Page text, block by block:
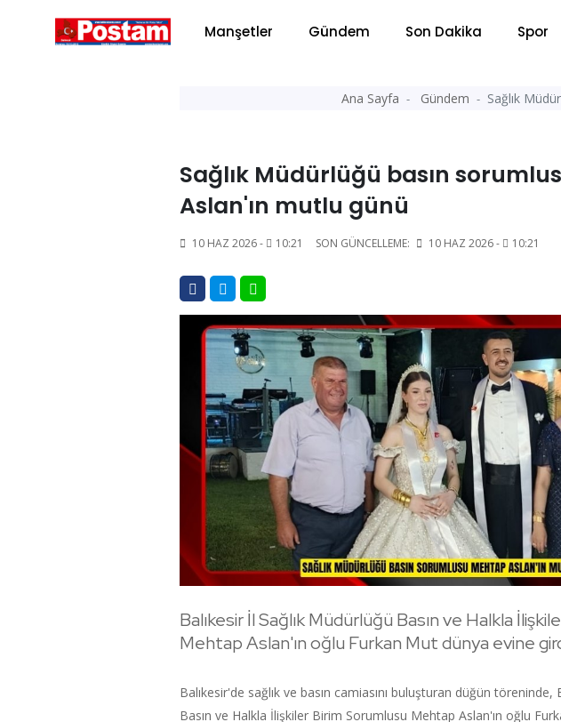
Manşetler Gündem Son Dakika Spor
Ana Sayfa Gündem Sağlık
Sağlık Müdürlüğü basın
Aslan'ın mutlu günü
10 HAZ 2026 - 10:21 SON GÜNCELLEME: 10 HAZ 2026 - 10:21
Balıkesir İl Sağlık Müdürlüğü Basın ve Halkla
Mehtap Aslan'ın oğlu Furkan Mut dünya evine
Balıkesir'de sağlık ve basın camiasını buluşturan düğün töreninde,
Basın ve Halkla İlişkiler Birim Sorumlusu Mehtap Aslan'ın oğlu